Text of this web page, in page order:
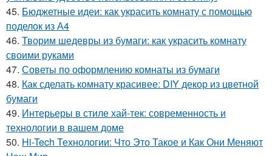
45. Бюджетные идеи: как украсить комнату с помощью
поделок из А4
46. Творим шедевры из бумаги: как украсить комнату
своими руками
47. Советы по оформлению комнаты из бумаги
48. Как сделать комнату красивее: DIY декор из цветной
бумаги
49. Интерьеры в стиле хай-тек: современность и
технологии в вашем доме
50. Hi-Tech Технологии: Что Это Такое и Как Они Меняют